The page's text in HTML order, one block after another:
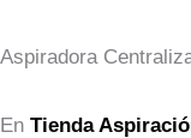
Aspiradora
En Tienda